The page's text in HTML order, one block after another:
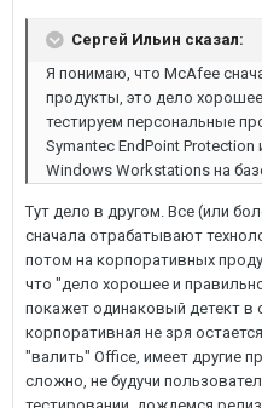
Сергей Ильин сказал:
Я понимаю, что McAfee
продукты, это дело
тестируем персональные
Symantec EndPoint
Windows Workstations на
Тут дело в другом. Все (или
сначала отрабатывают
потом на корпоративных
что "дело хорошее и
покажет одинаковый детект в
корпоративная не зря
"валить" Office, имеет другие
сложно, не будучи